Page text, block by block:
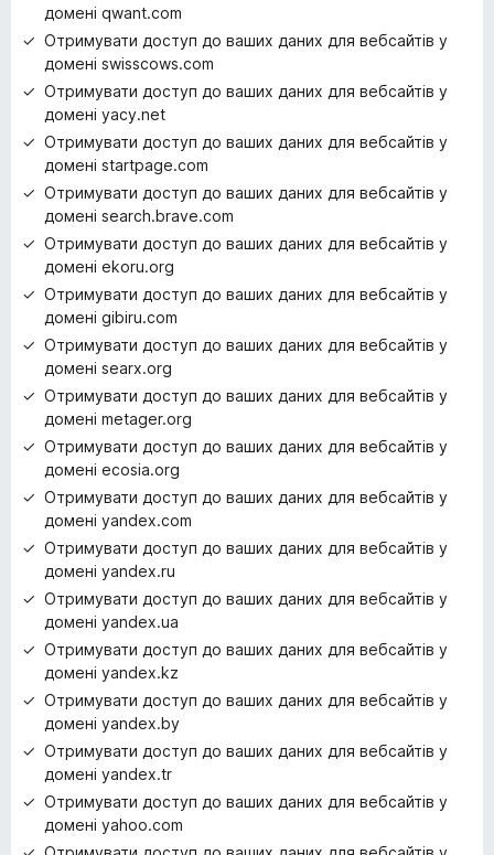
домені qwant.com
Отримувати доступ до ваших даних для вебсайтів у
домені swisscows.com
Отримувати доступ до ваших даних для вебсайтів у
домені yacy.net
Отримувати доступ до ваших даних для вебсайтів у
домені startpage.com
Отримувати доступ до ваших даних для вебсайтів у
домені search.brave.com
Отримувати доступ до ваших даних для вебсайтів у
домені ekoru.org
Отримувати доступ до ваших даних для вебсайтів у
домені gibiru.com
Отримувати доступ до ваших даних для вебсайтів у
домені searx.org
Отримувати доступ до ваших даних для вебсайтів у
домені metager.org
Отримувати доступ до ваших даних для вебсайтів у
домені ecosia.org
Отримувати доступ до ваших даних для вебсайтів у
домені yandex.com
Отримувати доступ до ваших даних для вебсайтів у
домені yandex.ru
Отримувати доступ до ваших даних для вебсайтів у
домені yandex.ua
Отримувати доступ до ваших даних для вебсайтів у
домені yandex.kz
Отримувати доступ до ваших даних для вебсайтів у
домені yandex.by
Отримувати доступ до ваших даних для вебсайтів у
домені yandex.tr
Отримувати доступ до ваших даних для вебсайтів у
домені yahoo.com